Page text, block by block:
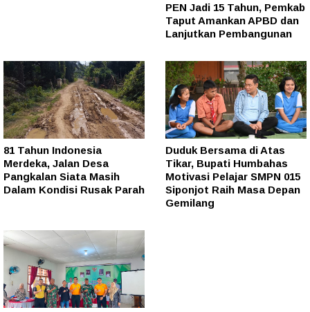
PEN Jadi 15 Tahun, Pemkab
Taput Amankan APBD dan
Lanjutkan Pembangunan
81 Tahun Indonesia
Merdeka, Jalan Desa
Pangkalan Siata Masih
Dalam Kondisi Rusak Parah
Duduk Bersama di Atas
Tikar, Bupati Humbahas
Motivasi Pelajar SMPN 015
Siponjot Raih Masa Depan
Gemilang